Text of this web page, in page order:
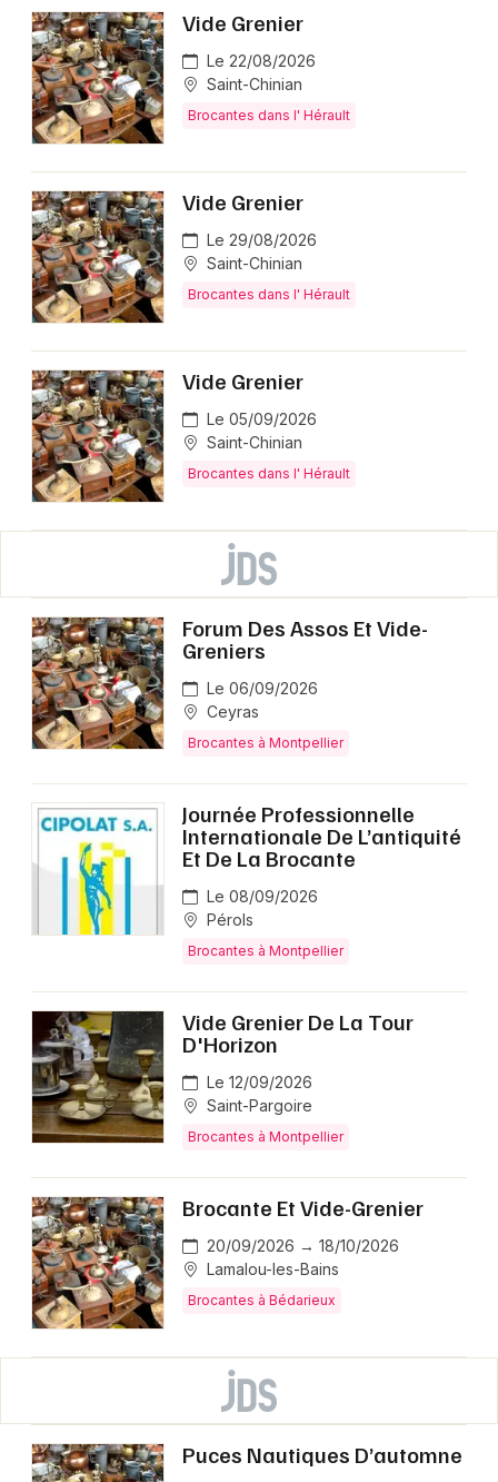
Vide Grenier
Le 22/08/2026
Saint-Chinian
Brocantes dans l' Hérault
Vide Grenier
Le 29/08/2026
Saint-Chinian
Brocantes dans l' Hérault
Vide Grenier
Le 05/09/2026
Saint-Chinian
Brocantes dans l' Hérault
Forum Des Assos Et Vide-
Greniers
Le 06/09/2026
Ceyras
Brocantes à Montpellier
Journée Professionnelle
Internationale De L’antiquité
Et De La Brocante
Le 08/09/2026
Pérols
Brocantes à Montpellier
Vide Grenier De La Tour
D'Horizon
Le 12/09/2026
Saint-Pargoire
Brocantes à Montpellier
Brocante Et Vide-Grenier
20/09/2026 → 18/10/2026
Lamalou-les-Bains
Brocantes à Bédarieux
Puces Nautiques D’automne